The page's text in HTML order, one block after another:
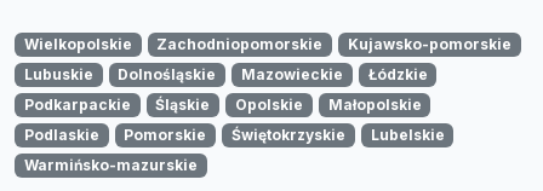
Wielkopolskie Zachodniopomorskie
Kujawsko-pomorskie
Lubuskie
Dolnośląskie Mazowieckie
Łódzkie
Podkarpackie
Śląskie Opolskie
Małopolskie
Podlaskie
Pomorskie Świętokrzyskie
Lubelskie
Warmińsko-mazurskie